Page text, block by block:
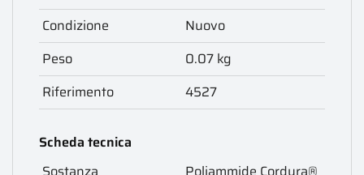
Condizione
Nuovo
Peso
0.07 kg
Riferimento
4527
Scheda tecnica